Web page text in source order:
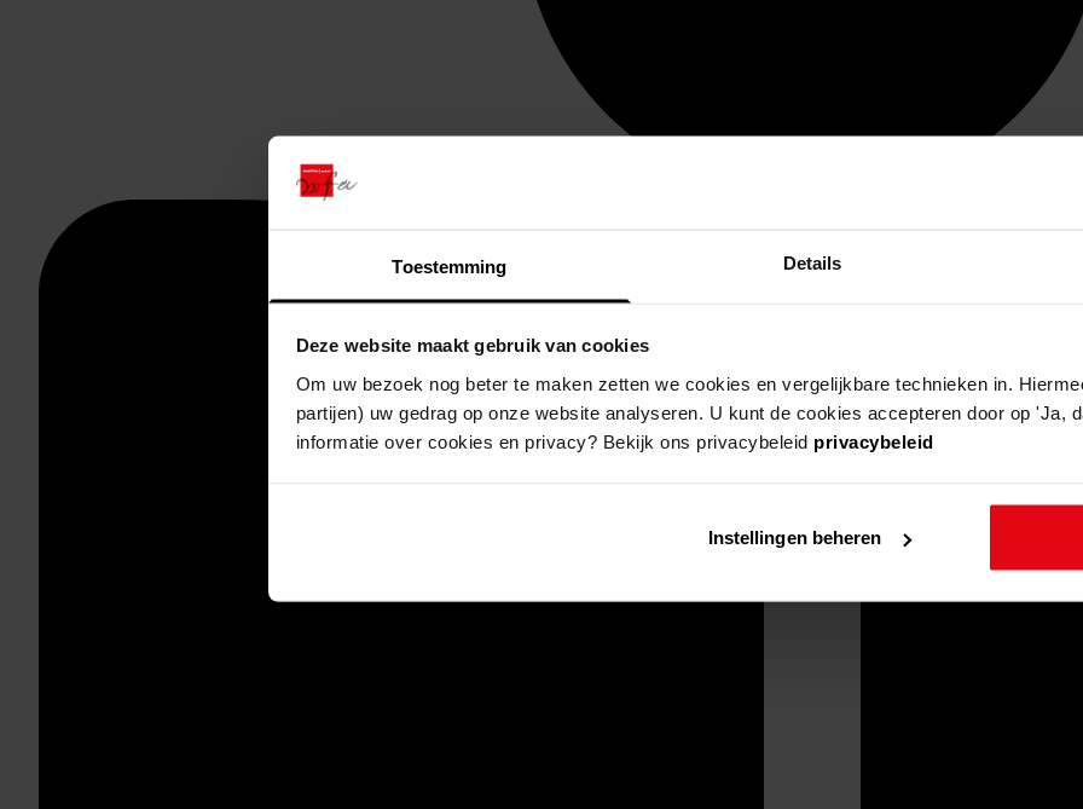
Toestemming Details
Deze website maakt gebruik van cookies
Om uw bezoek nog beter te maken zetten we cookies en vergelijkbare technieken in.
partijen) uw gedrag op onze website analyseren. U kunt de cookies accepteren door op 'Ja,
informatie over cookies en privacy? Bekijk ons privacybeleid privacybeleid
Instellingen beheren